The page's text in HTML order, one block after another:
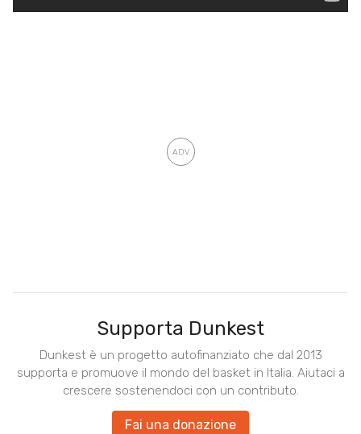
Supporta Dunkest
Dunkest è un progetto autofinanziato che dal 2013
supporta e promuove il mondo del basket in Italia. Aiutaci a
crescere sostenendoci con un contributo.
Fai una donazione